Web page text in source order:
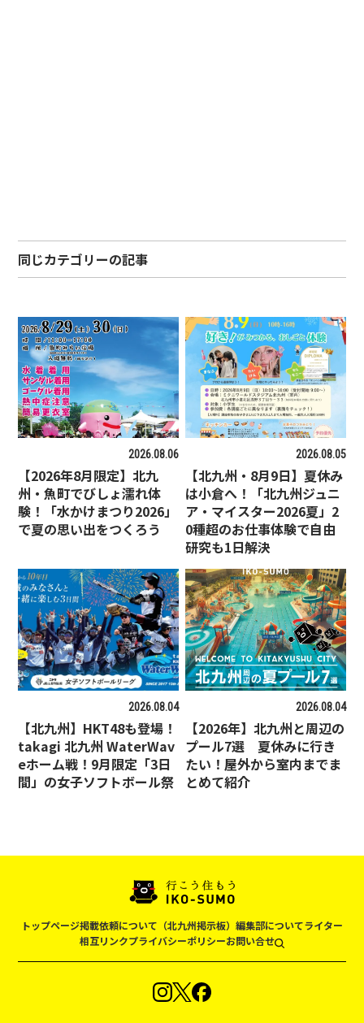
同じカテゴリーの記事
2026.08.06
【2026年8月限定】北九
州・魚町でびしょ濡れ体
験！「水かけまつり2026」
で夏の思い出をつくろう
2026.08.05
【北九州・8月9日】夏休み
は小倉へ！「北九州ジュニ
ア・マイスター2026夏」2
0種超のお仕事体験で自由
研究も1日解決
2026.08.04
【北九州】HKT48も登場！
takagi 北九州 WaterWav
eホーム戦！9月限定「3日
間」の女子ソフトボール祭
2026.08.04
【2026年】北九州と周辺の
プール7選 夏休みに行き
たい！屋外から室内までま
とめて紹介
トップページ掲載依頼について（北九州掲示板） 編集部についてライター
相互リンクプライバシーポリシーお問い合せ